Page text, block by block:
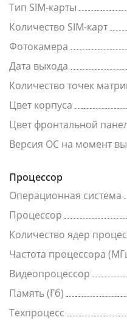
Тип SIM-карты
Количество SIM-карт
Фотокамера
Дата выхода
Количество точек
Цвет корпуса
Цвет фронтальной
Версия ОС на момент
Процессор
Операционная система
Процессор
Количество ядер
Частота процессора
Видеопроцессор
Память (Гб)
Техпроцесс